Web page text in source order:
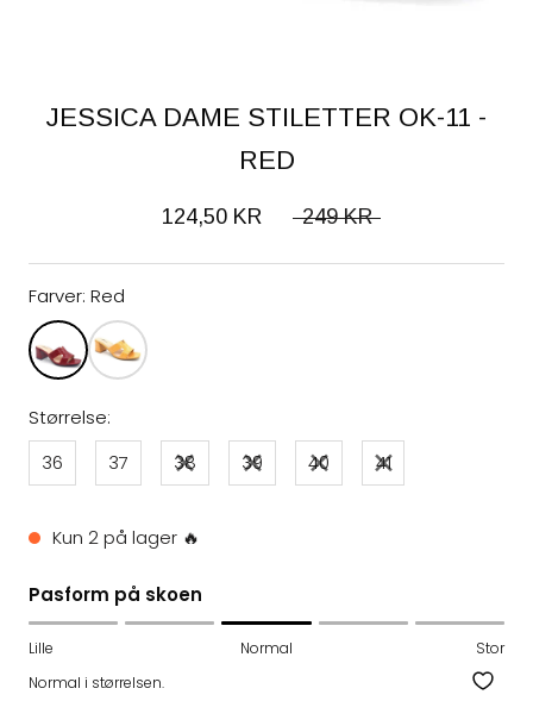
JESSICA DAME STILETTER OK-11 -
RED
124,50 KR 249 KR
Farver: Red
Størrelse:
36
37 38 39 40 41
Kun 2 på lager 🔥
Pasform på skoen
Lille Normal
Stor
Normal i størrelsen.